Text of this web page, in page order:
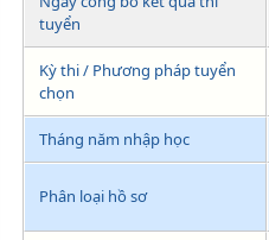
tuyển
Kỳ thi / Phương pháp tuyển
chọn
Tháng năm nhập học
Phân loại hồ sơ